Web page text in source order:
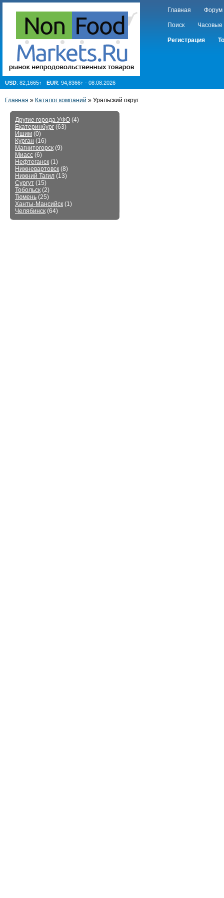
Главная Форум
Поиск Часовые
Регистрация
USD: 82,1665↑ EUR: 94,8366↑ - 08.08.2026
Главная » Каталог компаний » Уральский округ
Другие города УФО (4)
Екатеринбург (63)
Ишим (0)
Курган (16)
Магнитогорск (9)
Миасс (6)
Нефтеганск (1)
Нижневартовск (8)
Нижний Тагил (13)
Сургут (15)
Тобольск (2)
Тюмень (25)
Ханты-Мансийск (1)
Челябинск (64)